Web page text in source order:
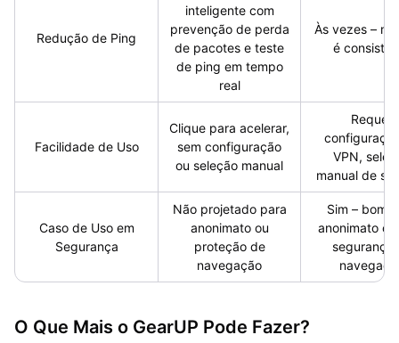
Redução de Ping
inteligente com
prevenção de perda
de pacotes e teste
de ping em tempo
real
Às vezes –
é
Facilidade de Uso
Clique para acelerar,
sem configuração
ou seleção manual
Requer
VPN,
manual de
Caso de Uso em
Segurança
Não projetado para
anonimato ou
proteção de
navegação
Sim – bom
anonimato
segurança
O Que Mais o GearUP Pode Fazer?